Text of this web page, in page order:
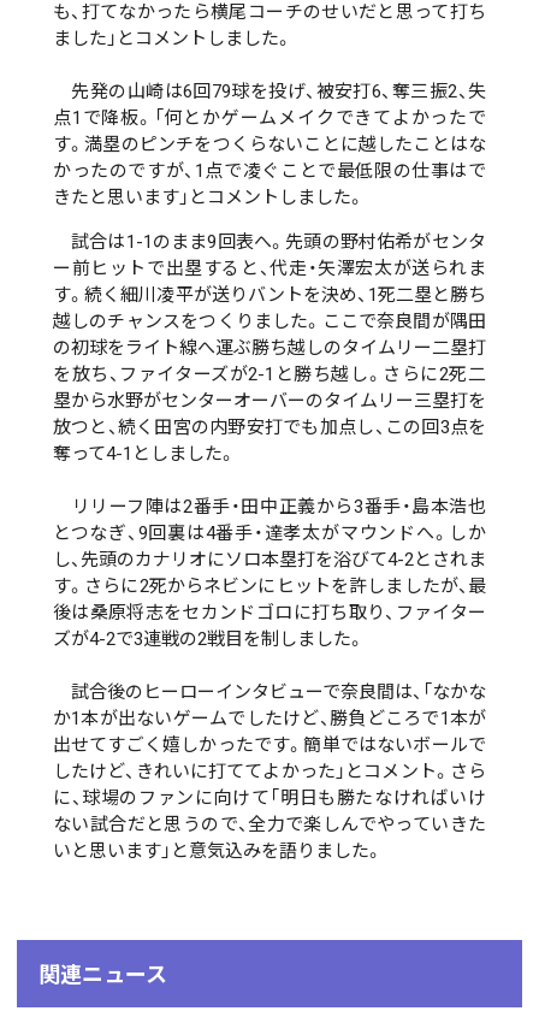
も、打てなかったら横尾コーチのせいだと思って打ち
ました」とコメントしました。
先発の山崎は6回79球を投げ、被安打6、奪三振2、失
点1で降板。「何とかゲームメイクできてよかったで
す。満塁のピンチをつくらないことに越したことはな
かったのですが、1点で凌ぐことで最低限の仕事はで
きたと思います」とコメントしました。
試合は1-1のまま9回表へ。先頭の野村佑希がセンタ
ー前ヒットで出塁すると、代走・矢澤宏太が送られま
す。続く細川凌平が送りバントを決め、1死二塁と勝ち
越しのチャンスをつくりました。ここで奈良間が隅田
の初球をライト線へ運ぶ勝ち越しのタイムリー二塁打
を放ち、ファイターズが2-1と勝ち越し。さらに2死二
塁から水野がセンターオーバーのタイムリー三塁打を
放つと、続く田宮の内野安打でも加点し、この回3点を
奪って4-1としました。
リリーフ陣は2番手・田中正義から3番手・島本浩也
とつなぎ、9回裏は4番手・達孝太がマウンドへ。しか
し、先頭のカナリオにソロ本塁打を浴びて4-2とされま
す。さらに2死からネビンにヒットを許しましたが、最
後は桑原将志をセカンドゴロに打ち取り、ファイター
ズが4-2で3連戦の2戦目を制しました。
試合後のヒーローインタビューで奈良間は、「なかな
か1本が出ないゲームでしたけど、勝負どころで1本が
出せてすごく嬉しかったです。簡単ではないボールで
したけど、きれいに打ててよかった」とコメント。さら
に、球場のファンに向けて「明日も勝たなければいけ
ない試合だと思うので、全力で楽しんでやっていきた
いと思います」と意気込みを語りました。
関連ニュース